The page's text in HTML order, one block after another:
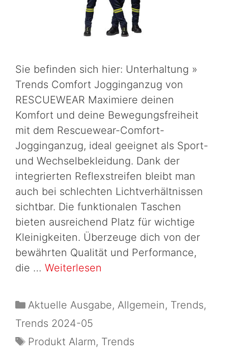
Sie befinden sich hier: Unterhaltung »
Trends Comfort Jogginganzug von
RESCUEWEAR Maximiere deinen
Komfort und deine Bewegungsfreiheit
mit dem Rescuewear-Comfort-
Jogginganzug, ideal geeignet als Sport-
und Wechselbekleidung. Dank der
integrierten Reflexstreifen bleibt man
auch bei schlechten Lichtverhältnissen
sichtbar. Die funktionalen Taschen
bieten ausreichend Platz für wichtige
Kleinigkeiten. Überzeuge dich von der
bewährten Qualität und Performance,
die … Weiterlesen
Aktuelle Ausgabe, Allgemein, Trends,
Trends 2024-05
Produkt Alarm, Trends